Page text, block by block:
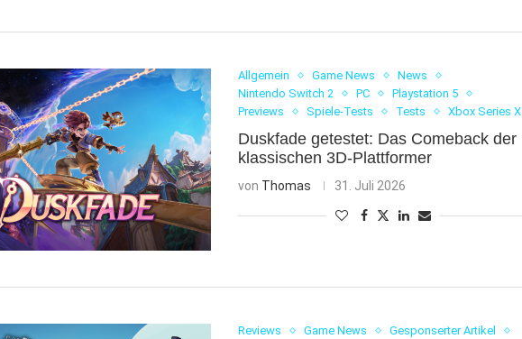
Allgemein Game News
News
Nintendo Switch 2
PC
Playstation 5
Previews
Spiele-Tests Tests Xbox Series X
Duskfade getestet: Das Comeback der
klassischen 3D-Plattformer
von Thomas 31. Juli 2026
Reviews Game News
Gesponserter Artikel